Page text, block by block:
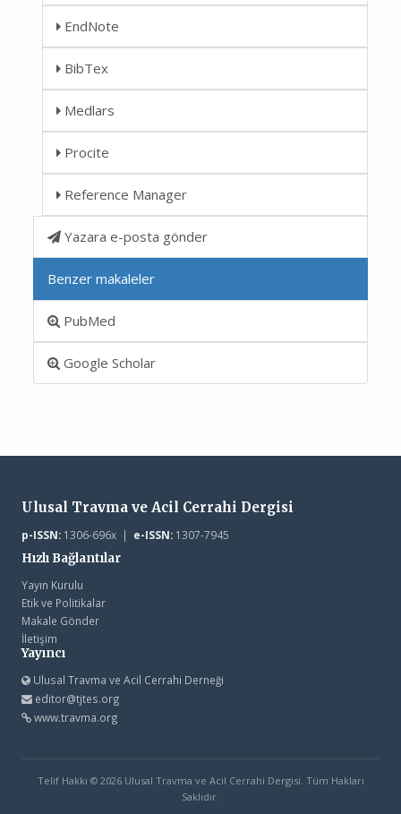
EndNote
BibTex
Medlars
Procite
Reference Manager
Yazara e-posta gönder
Benzer makaleler
PubMed
Google Scholar
Ulusal Travma ve Acil Cerrahi Dergisi
p-ISSN:1306-696x | e-ISSN:1307-7945
Hızlı Bağlantılar
Yayın Kurulu
Etik ve Politikalar
Makale Gönder
İletişim
Yayıncı
Ulusal Travma ve Acil Cerrahi Derneği
editor@tjtes.org
www.travma.org
Telif Hakkı © 2026 Ulusal Travma ve Acil Cerrahi Dergisi. Tüm Hakları
Saklıdır.